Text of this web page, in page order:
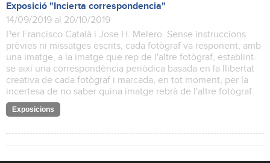
Exposició "Incierta correspondencia"
14/09/2019 al 20/10/2019
Per Francisco Català i Jose H. Melero. Sense instruccions
prèvies ni missatges escrits, cada fotògraf va responent, amb
una imatge, a la imatge que rep de l'altre fotògraf, establint-
se així una correspondència periòdica basada en la llibertat
creativa de cada fotògraf i marcada, en tot moment, per la
incertesa de no saber quina imatge rebrà de l'altre fotògraf.
Exposicions